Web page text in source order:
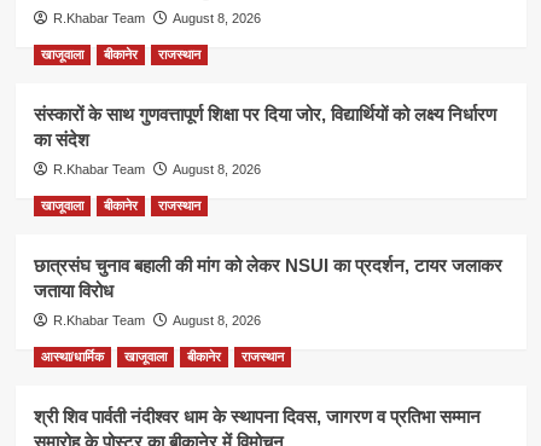
R.Khabar Team August 8, 2026
खाजूवाला बीकानेर राजस्थान
संस्कारों के साथ गुणवत्तापूर्ण शिक्षा पर दिया जोर, विद्यार्थियों को लक्ष्य निर्धारण
का संदेश
R.Khabar Team August 8, 2026
खाजूवाला बीकानेर राजस्थान
छात्रसंघ चुनाव बहाली की मांग को लेकर NSUI का प्रदर्शन, टायर जलाकर
जताया विरोध
R.Khabar Team August 8, 2026
आस्था/धार्मिक खाजूवाला बीकानेर राजस्थान
श्री शिव पार्वती नंदीश्वर धाम के स्थापना दिवस, जागरण व प्रतिभा सम्मान
समारोह के पोस्टर का बीकानेर में विमोचन